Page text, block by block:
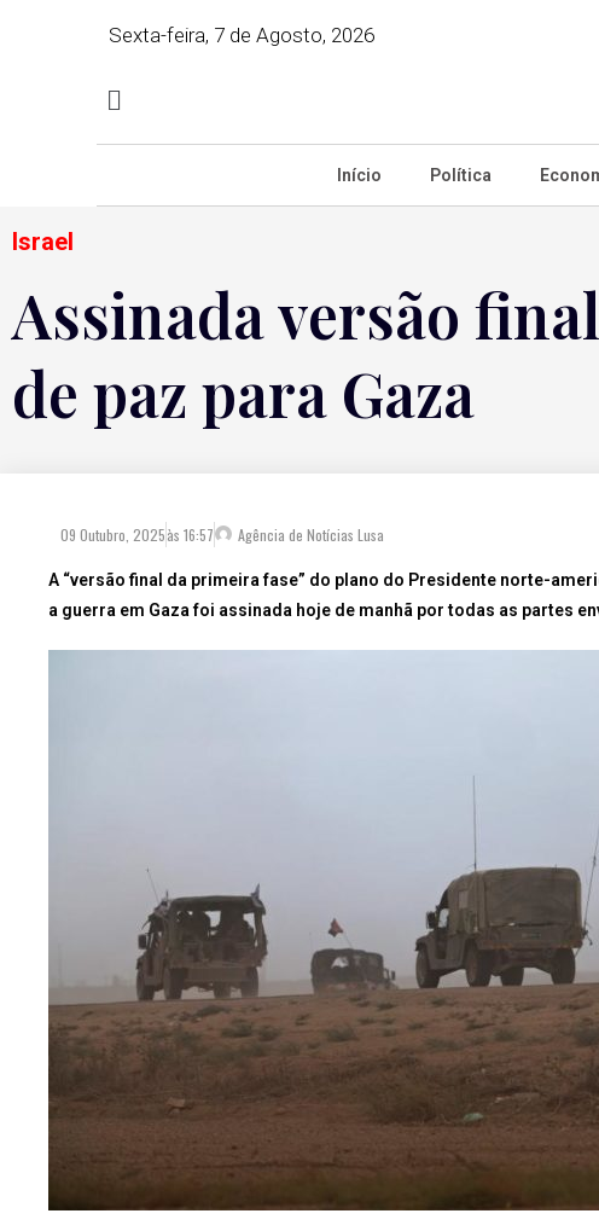
Sexta-feira, 7 de Agosto, 2026
Início Política
Israel
Assinada versão
de paz para Gaza
09 Outubro, 2025às 16:57 Agência de Notícias Lusa
A “versão final da primeira fase” do plano do Presidente norte-
a guerra em Gaza foi assinada hoje de manhã por todas as partes